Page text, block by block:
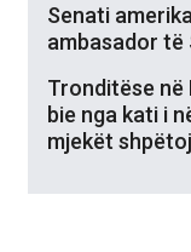
Senati
ambasador të
Tronditëse
bie nga kati i
mjekët